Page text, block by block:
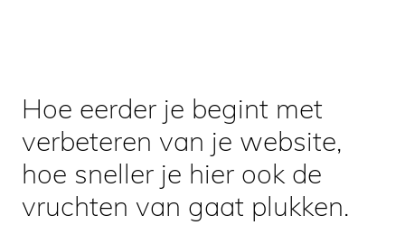
Hoe eerder je begint met
verbeteren van je website,
hoe sneller je hier ook de
vruchten van gaat plukken.